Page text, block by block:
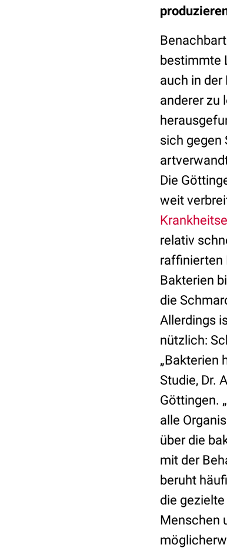
bestimmte
auch in
anderer zu
sich gegen
Die
weit
relativ
raffinierten
Bakterien
die
Allerdings
nützlich:
„Bakterien
Studie, Dr.
Göttingen.
alle
über die
mit der
beruht
die
Menschen